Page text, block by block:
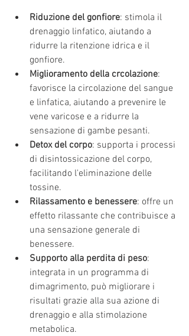
Riduzione del gonfiore: stimola il
drenaggio linfatico, aiutando a
ridurre la ritenzione idrica e il
gonfiore.
Miglioramento della crcolazione:
favorisce la circolazione del sangue
e linfatica, aiutando a prevenire le
vene varicose e a ridurre la
sensazione di gambe pesanti.
Detox del corpo: supporta i processi
di disintossicazione del corpo,
facilitando l'eliminazione delle
tossine.
Rilassamento e benessere: offre un
effetto rilassante che contribuisce a
una sensazione generale di
benessere.
Supporto alla perdita di peso:
integrata in un programma di
dimagrimento, può migliorare i
risultati grazie alla sua azione di
drenaggio e alla stimolazione
metabolica.